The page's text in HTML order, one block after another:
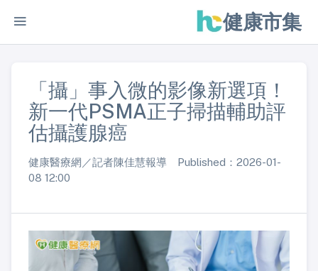
健康市集
「攝」事入微的影像新選項！
新一代PSMA正子掃描輔助評
估攝護腺癌
健康醫療網／記者陳佳慧報導 Published：2026-01-
08 12:00